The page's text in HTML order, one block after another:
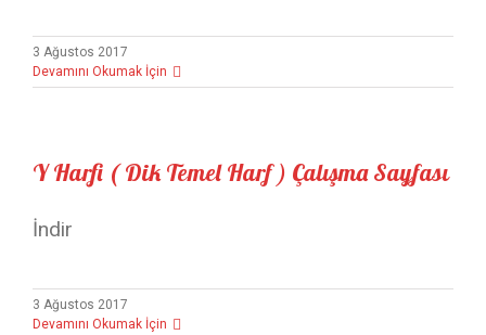
3 Ağustos 2017
Devamını Okumak İçin
Y Harfi ( Dik Temel Harf ) Çalışma Sayfası
İndir
3 Ağustos 2017
Devamını Okumak İçin